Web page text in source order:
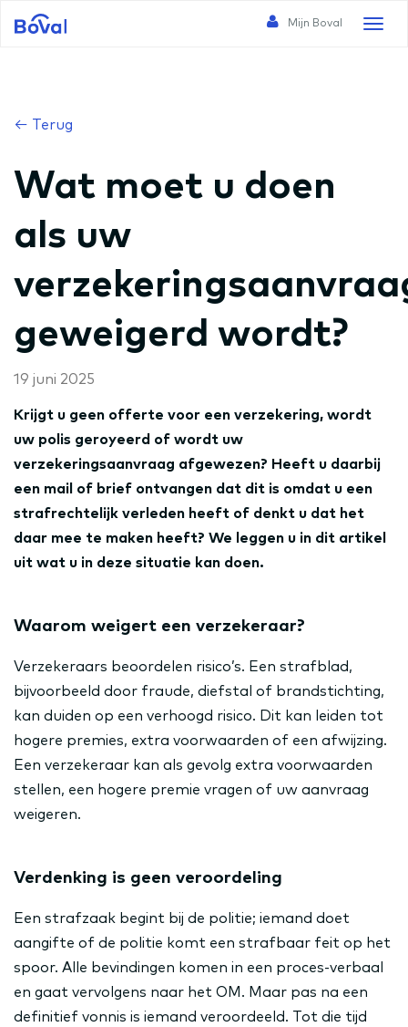
Toggle
Mijn Boval
← Terug
Wat moet u doen
als uw
geweigerd wordt?
19 juni 2025
Krijgt u geen offerte voor een verzekering, wordt
uw polis geroyeerd of wordt uw
verzekeringsaanvraag afgewezen? Heeft u daarbij
een mail of brief ontvangen dat dit is omdat u een
strafrechtelijk verleden heeft of denkt u dat het
daar mee te maken heeft? We leggen u in dit artikel
uit wat u in deze situatie kan doen.
Waarom weigert een verzekeraar?
Verzekeraars beoordelen risico’s. Een strafblad,
bijvoorbeeld door fraude, diefstal of brandstichting,
kan duiden op een verhoogd risico. Dit kan leiden tot
hogere premies, extra voorwaarden of een afwijzing.
Een verzekeraar kan als gevolg extra voorwaarden
stellen, een hogere premie vragen of uw aanvraag
weigeren.
Verdenking is geen veroordeling
Een strafzaak begint bij de politie; iemand doet
aangifte of de politie komt een strafbaar feit op het
spoor. Alle bevindingen komen in een proces-verbaal
en gaat vervolgens naar het OM. Maar pas na een
definitief vonnis is iemand veroordeeld. Tot die tijd